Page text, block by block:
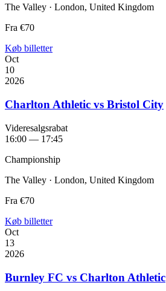
The Valley · London, United Kingdom
Fra €70
Køb billetter
Oct
10
2026
Charlton Athletic vs Bristol City
Videresalgsrabat
16:00 — 17:45
Championship
The Valley · London, United Kingdom
Fra €70
Køb billetter
Oct
13
2026
Burnley FC vs Charlton Athletic